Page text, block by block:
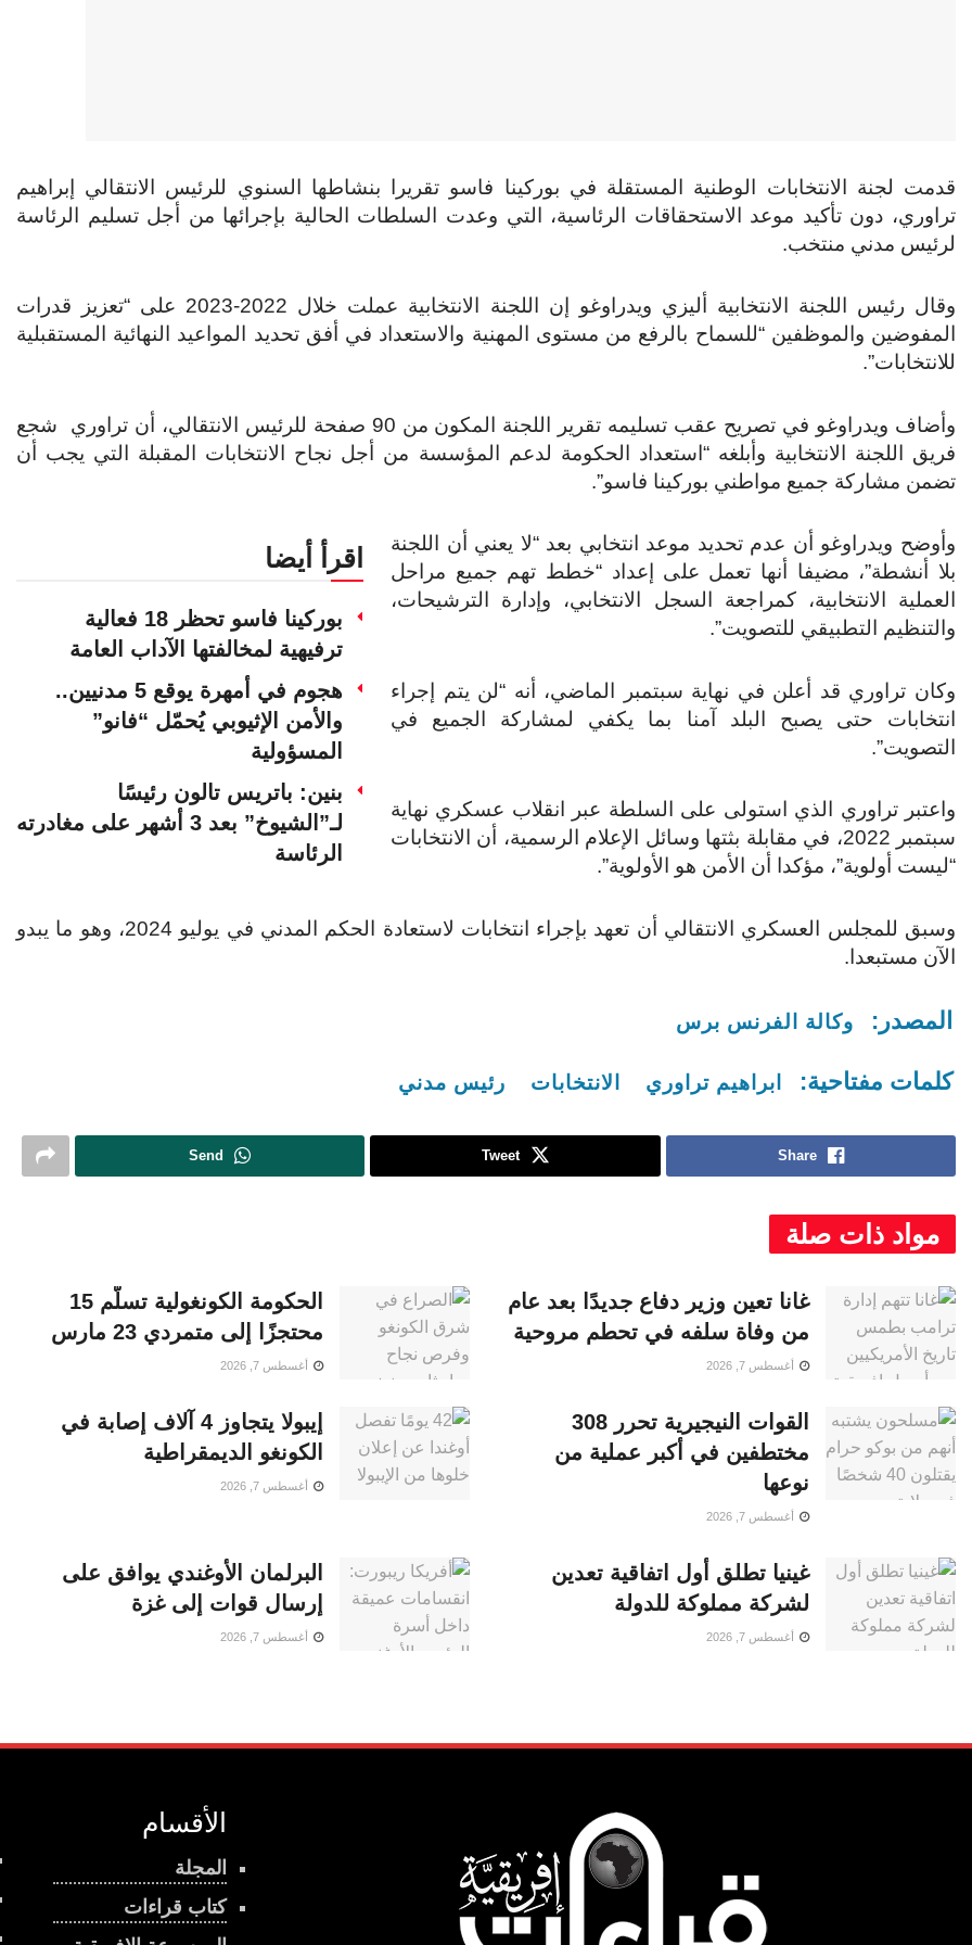
قدمت لجنة الانتخابات الوطنية المستقلة في بوركينا فاسو تقريرا بنشاطها السنوي للرئيس الانتقالي إبراهيم
تراوري، دون تأكيد موعد الاستحقاقات الرئاسية، التي وعدت السلطات الحالية بإجرائها من أجل تسليم الرئاسة
لرئيس مدني منتخب.
وقال رئيس اللجنة الانتخابية أليزي ويدراوغو إن اللجنة الانتخابية عملت خلال 2022-2023 على “تعزيز قدرات
المفوضين والموظفين “للسماح بالرفع من مستوى المهنية والاستعداد في أفق تحديد المواعيد النهائية المستقبلية
للانتخابات”.
وأضاف ويدراوغو في تصريح عقب تسليمه تقرير اللجنة المكون من 90 صفحة للرئيس الانتقالي، أن تراوري شجع
فريق اللجنة الانتخابية وأبلغه “استعداد الحكومة لدعم المؤسسة من أجل نجاح الانتخابات المقبلة التي يجب أن
تضمن مشاركة جميع مواطني بوركينا فاسو”.
اقرأ أيضا
بوركينا فاسو تحظر 18 فعالية
ترفيهية لمخالفتها الآداب العامة
هجوم في أمهرة يوقع 5 مدنيين..
والأمن الإثيوبي يُحمّل “فانو”
المسؤولية
بنين: باتريس تالون رئيسًا
لـ”الشيوخ” بعد 3 أشهر على مغادرته
الرئاسة
وأوضح ويدراوغو أن عدم تحديد موعد انتخابي بعد “لا يعني أن اللجنة
بلا أنشطة”، مضيفا أنها تعمل على إعداد “خطط تهم جميع مراحل
العملية الانتخابية، كمراجعة السجل الانتخابي، وإدارة الترشيحات،
والتنظيم التطبيقي للتصويت”.
وكان تراوري قد أعلن في نهاية سبتمبر الماضي، أنه “لن يتم إجراء
انتخابات حتى يصبح البلد آمنا بما يكفي لمشاركة الجميع في
التصويت”.
واعتبر تراوري الذي استولى على السلطة عبر انقلاب عسكري نهاية
سبتمبر 2022، في مقابلة بثتها وسائل الإعلام الرسمية، أن الانتخابات
“ليست أولوية”، مؤكدا أن الأمن هو الأولوية”.
وسبق للمجلس العسكري الانتقالي أن تعهد بإجراء انتخابات لاستعادة الحكم المدني في يوليو 2024، وهو ما يبدو
الآن مستبعدا.
المصدر: وكالة الفرنس برس
كلمات مفتاحية: ابراهيم تراوري الانتخابات رئيس مدني
Share
Tweet
Send
مواد ذات صلة
غانا تعين وزير دفاع جديدًا بعد عام
من وفاة سلفه في تحطم مروحية
أغسطس 7, 2026
الحكومة الكونغولية تسلّم 15
محتجزًا إلى متمردي 23 مارس
أغسطس 7, 2026
القوات النيجيرية تحرر 308
مختطفين في أكبر عملية من
نوعها
أغسطس 7, 2026
إيبولا يتجاوز 4 آلاف إصابة في
الكونغو الديمقراطية
أغسطس 7, 2026
غينيا تطلق أول اتفاقية تعدين
لشركة مملوكة للدولة
أغسطس 7, 2026
البرلمان الأوغندي يوافق على
إرسال قوات إلى غزة
أغسطس 7, 2026
الأقسام
المجلة
كتاب قراءات